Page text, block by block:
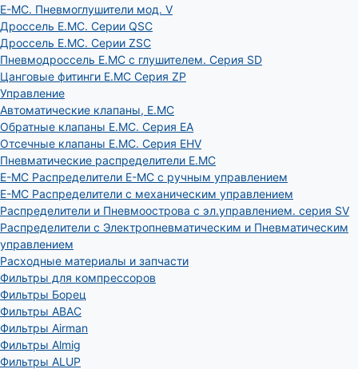
E-MC. Пневмоглушители мод. V
Дроссель E.MC. Серии QSC
Дроссель E.MC. Серии ZSC
Пневмодроссель E.MC с глушителем. Серия SD
Цанговые фитинги E.MC Серия ZP
Управление
Автоматические клапаны, Е.МС
Обратные клапаны E.MC. Серия EA
Отсечные клапаны E.MC. Серия EHV
Пневматические распределители E.MC
E-MC Распределители E-MC с ручным управлением
E-MC Распределители с механическим управлением
Распределители и Пневмоострова с эл.управлением. серия SV
Распределители с Электропневматическим и Пневматическим
управлением
Расходные материалы и запчасти
Фильтры для компрессоров
Фильтры Борец
Фильтры ABAC
Фильтры Airman
Фильтры Almig
Фильтры ALUP